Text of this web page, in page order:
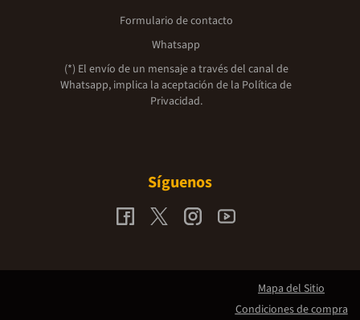
Formulario de contacto
Whatsapp
(*) El envío de un mensaje a través del canal de
Whatsapp, implica la aceptación de la Política de
Privacidad.
Síguenos
Mapa del Sitio
Condiciones de compra